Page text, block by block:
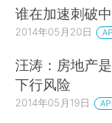
谁在加速刺破
2014年05月20日
汪涛：房地产
下行风险
2014年05月19日